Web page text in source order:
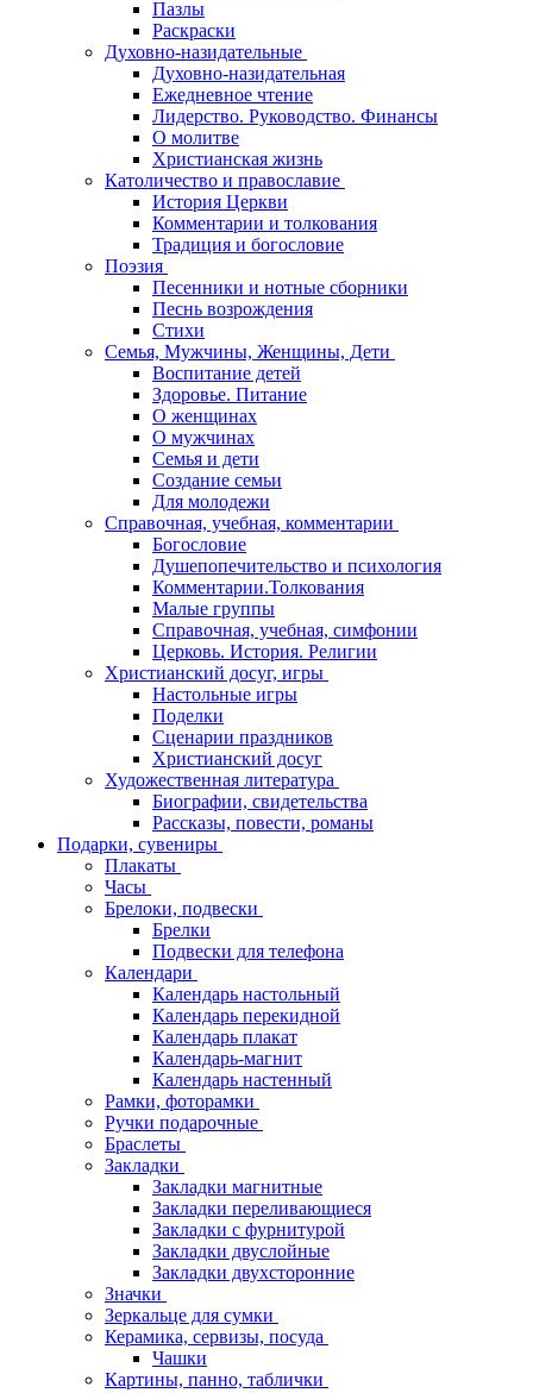
Пазлы
Раскраски
Духовно-назидательные
Духовно-назидательная
Ежедневное чтение
Лидерство. Руководство. Финансы
О молитве
Христианская жизнь
Католичество и православие
История Церкви
Комментарии и толкования
Традиция и богословие
Поэзия
Песенники и нотные сборники
Песнь возрождения
Стихи
Семья, Мужчины, Женщины, Дети
Воспитание детей
Здоровье. Питание
О женщинах
О мужчинах
Семья и дети
Создание семьи
Для молодежи
Справочная, учебная, комментарии
Богословие
Душепопечительство и психология
Комментарии.Толкования
Малые группы
Справочная, учебная, симфонии
Церковь. История. Религии
Христианский досуг, игры
Настольные игры
Поделки
Сценарии праздников
Христианский досуг
Художественная литература
Биографии, свидетельства
Рассказы, повести, романы
Подарки, сувениры
Плакаты
Часы
Брелоки, подвески
Брелки
Подвески для телефона
Календари
Календарь настольный
Календарь перекидной
Календарь плакат
Календарь-магнит
Календарь настенный
Рамки, фоторамки
Ручки подарочные
Браслеты
Закладки
Закладки магнитные
Закладки переливающиеся
Закладки с фурнитурой
Закладки двуслойные
Закладки двухсторонние
Значки
Зеркальце для сумки
Керамика, сервизы, посуда
Чашки
Картины, панно, таблички